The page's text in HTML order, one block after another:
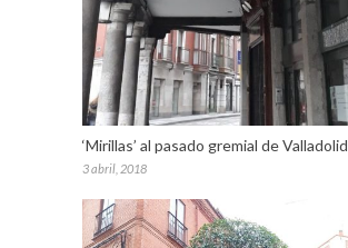
‘Mirillas’ al pasado gremial de Valladolid
3 abril, 2018